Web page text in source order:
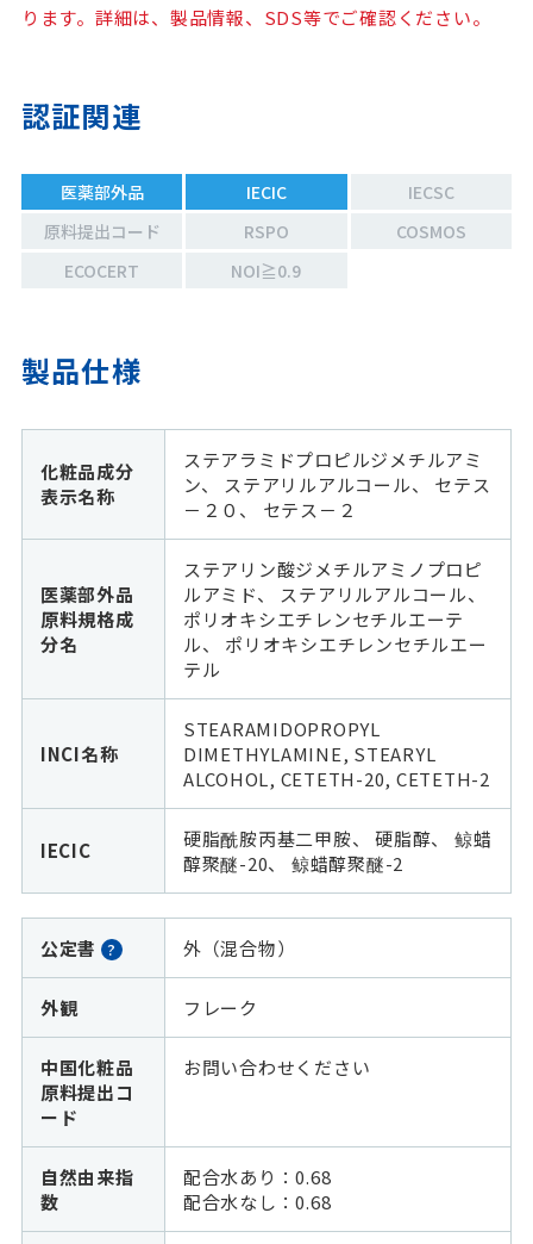
ります。詳細は、製品情報、SDS等でご確認ください。
認証関連
医薬部外品 IECIC
IECSC
原料提出コード
RSPO
COSMOS
ECOCERT
NOI≧0.9
製品仕様
化粧品成分
表示名称
ステアラミドプロピルジメチルアミ
ン、 ステアリルアルコール、 セテス
－２０、 セテス－２
医薬部外品
原料規格成
分名
ステアリン酸ジメチルアミノプロピ
ルアミド、 ステアリルアルコール、
ポリオキシエチレンセチルエーテ
ル、 ポリオキシエチレンセチルエー
テル
INCI名称
STEARAMIDOPROPYL
DIMETHYLAMINE, STEARYL
ALCOHOL, CETETH-20, CETETH-2
IECIC
硬脂酰胺丙基二甲胺、 硬脂醇、 鲸蜡
醇聚醚-20、 鲸蜡醇聚醚-2
公定書 ? 外（混合物）
外観 フレーク
中国化粧品
原料提出コ
ード
お問い合わせください
自然由来指
数
配合水あり：0.68
配合水なし：0.68